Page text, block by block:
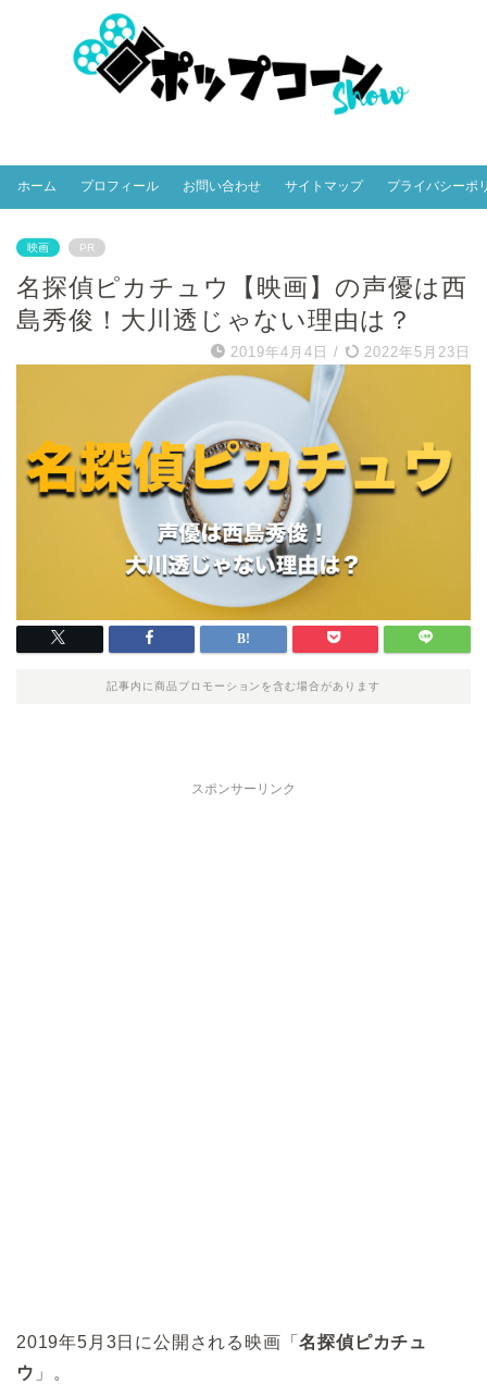
ホーム プロフィール お問い合わせ サイトマップ プライバシーポ
映画 PR
名探偵ピカチュウ【映画】の声優は西
島秀俊！大川透じゃない理由は？
2019年4月4日 / 2022年5月23日
記事内に商品プロモーションを含む場合があります
スポンサーリンク
2019年5月3日に公開される映画「名探偵ピカチュ
ウ 」。